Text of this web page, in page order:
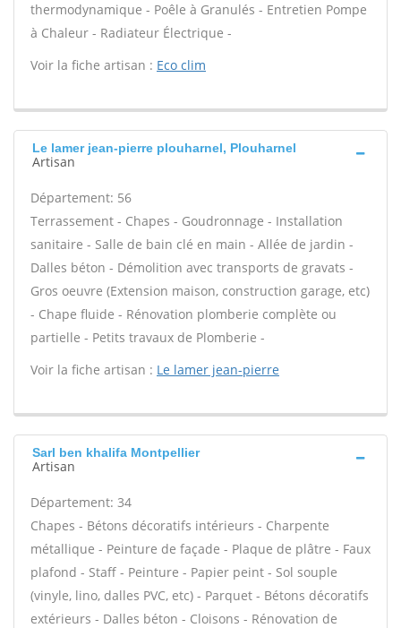
thermodynamique - Poêle à Granulés - Entretien Pompe
à Chaleur - Radiateur Électrique -
Voir la fiche artisan : Eco clim
Le lamer jean-pierre plouharnel, Plouharnel
Artisan
Département: 56
Terrassement - Chapes - Goudronnage - Installation
sanitaire - Salle de bain clé en main - Allée de jardin -
Dalles béton - Démolition avec transports de gravats -
Gros oeuvre (Extension maison, construction garage, etc)
- Chape fluide - Rénovation plomberie complète ou
partielle - Petits travaux de Plomberie -
Voir la fiche artisan : Le lamer jean-pierre
Sarl ben khalifa Montpellier
Artisan
Département: 34
Chapes - Bétons décoratifs intérieurs - Charpente
métallique - Peinture de façade - Plaque de plâtre - Faux
plafond - Staff - Peinture - Papier peint - Sol souple
(vinyle, lino, dalles PVC, etc) - Parquet - Bétons décoratifs
extérieurs - Dalles béton - Cloisons - Rénovation de